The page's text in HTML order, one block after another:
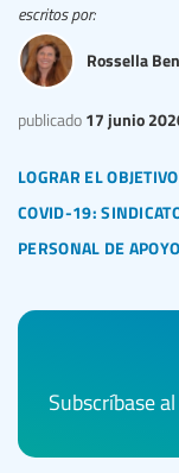
lograr el
covid-19:
personal de
publicado 17 junio
escritos por:
Rossella
Subscríbase